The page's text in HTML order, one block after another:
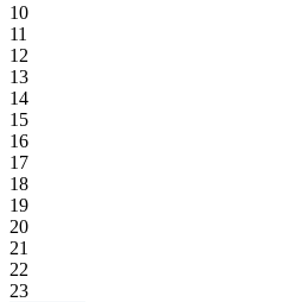
10
11
12
13
14
15
16
17
18
19
20
21
22
23